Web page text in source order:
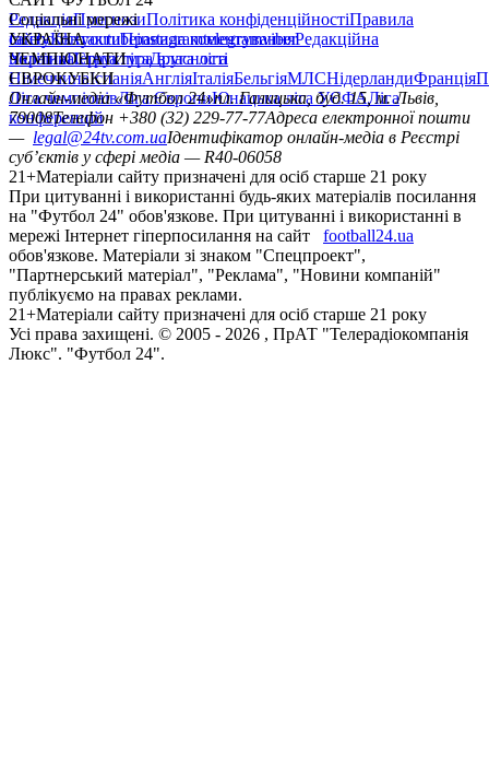
РедакціяПрогнозиПолітика конфіденційностіПравила
сайтуКонтактиПравила коментуванняРедакційна
політикаСтруктура власності
Соціальні мережі
facebookxyoutubeinstagramtelegramviber
УКРАЇНА
УкраїнаПерша лігаДруга ліга
ЧЕМПІОНАТИ
НімеччинаІспаніяАнгліяІталіяБельгіяМЛСНідерландиФранція
ЄВРОКУБКИ
Ліга чемпіонівЛіга ЄвропиЮнацька ліга УЄФАЛіга
конференцій
Онлайн-медіа «Футбол 24»пл. Галицька, буд. 15, м. Львів,
79008Телефон +380 (32) 229-77-77Адреса електронної пошти
— legal@24tv.com.uaІдентифікатор онлайн-медіа в Реєстрі
суб’єктів у сфері медіа — R40-06058
21+Матеріали сайту призначені для осіб старше 21 року
При цитуванні і використанні будь-яких матеріалів посилання
на "Футбол 24" обов'язкове. При цитуванні і використанні в
мережі Інтернет гіперпосилання на сайт
football24.ua
обов'язкове. Матеріали зі знаком "Спецпроект",
"Партнерський матеріал", "Реклама", "Новини компаній"
публікуємо на правах реклами.
21+Матеріали сайту призначені для осіб старше 21 року
Усi права захищенi. © 2005 - 2026 , ПрАТ "Телерадіокомпанія
Люкс". "Футбол 24".